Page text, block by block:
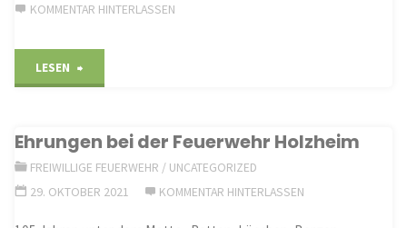
KOMMENTAR HINTERLASSEN
LESEN
lädt
Ehrungen bei der Feuerwehr Holzheim
FREIWILLIGE FEUERWEHR / UNCATEGORIZED
29. OKTOBER 2021
KOMMENTAR HINTERLASSEN